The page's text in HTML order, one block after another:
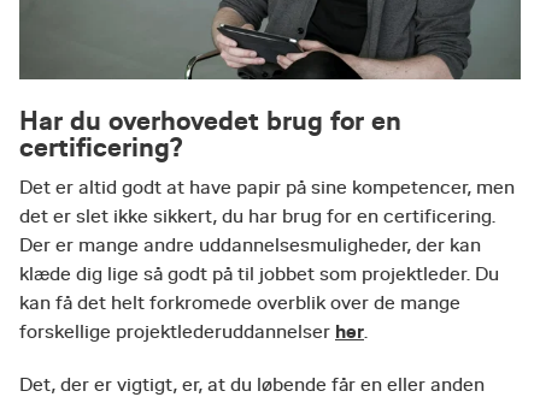
Har du overhovedet brug for en
certificering?
Det er altid godt at have papir på sine kompetencer, men
det er slet ikke sikkert, du har brug for en certificering.
Der er mange andre uddannelsesmuligheder, der kan
klæde dig lige så godt på til jobbet som projektleder. Du
kan få det helt forkromede overblik over de mange
forskellige projektlederuddannelser her.
Det, der er vigtigt, er, at du løbende får en eller anden